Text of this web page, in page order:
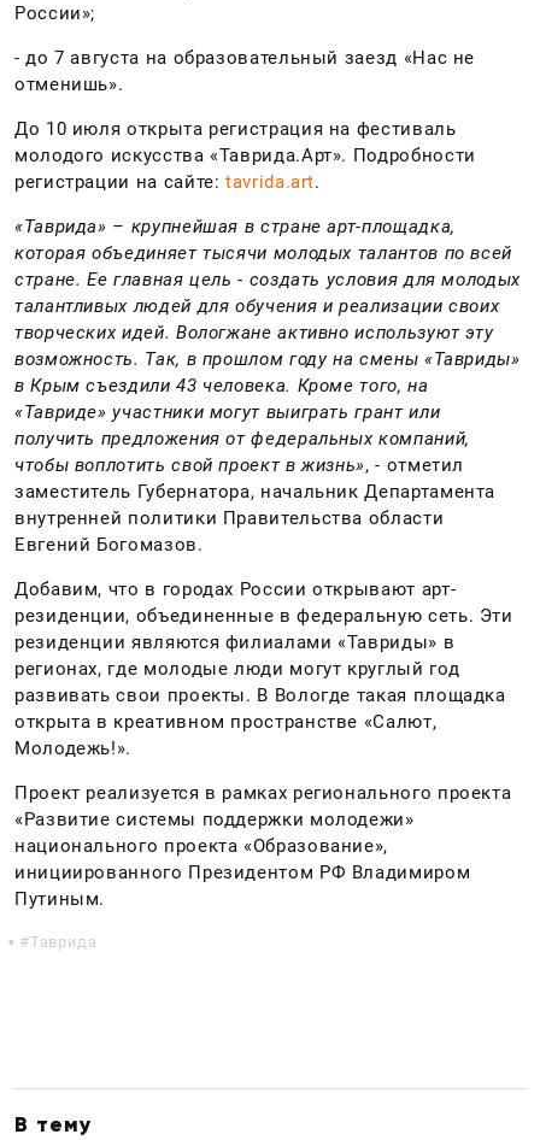
России»;
- до 7 августа на образовательный заезд «Нас не
отменишь».
До 10 июля открыта регистрация на фестиваль
молодого искусства «Таврида.Арт». Подробности
регистрации на сайте:tavrida.art.
«Таврида» – крупнейшая в стране арт-площадка,
которая объединяет тысячи молодых талантов по всей
стране. Ее главная цель - создать условия для молодых
талантливых людей для обучения и реализации своих
творческих идей. Вологжане активно используют эту
возможность. Так, в прошлом году на смены «Тавриды»
в Крым съездили 43 человека. Кроме того, на
«Тавриде» участники могут выиграть грант или
получить предложения от федеральных компаний,
чтобы воплотить свой проект в жизнь», - отметил
заместитель Губернатора, начальник Департамента
внутренней политики Правительства области
Евгений Богомазов.
Добавим, что в городах России открывают арт-
резиденции, объединенные в федеральную сеть. Эти
резиденции являются филиалами «Тавриды» в
регионах, где молодые люди могут круглый год
развивать свои проекты. В Вологде такая площадка
открыта в креативном пространстве «Салют,
Молодежь!».
Проект реализуется в рамках регионального проекта
«Развитие системы поддержки молодежи»
национального проекта «Образование»,
инициированного Президентом РФ Владимиром
Путиным.
Таврида
В тему